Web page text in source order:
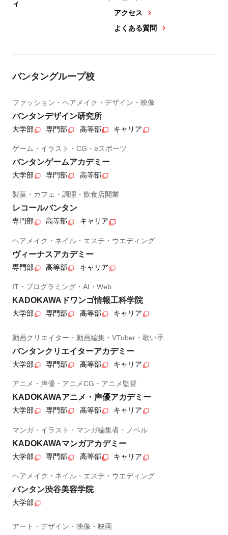
ィ
アクセス
よくある質問
バンタングループ校
ファッション・ヘアメイク・デザイン・映像
バンタンデザイン研究所
大学部 専門部 高等部 キャリア
ゲーム・イラスト・CG・eスポーツ
バンタンゲームアカデミー
大学部 専門部 高等部
製菓・カフェ・調理・飲食店開業
レコールバンタン
専門部 高等部 キャリア
ヘアメイク・ネイル・エステ・ウエディング
ヴィーナスアカデミー
専門部 高等部 キャリア
IT・プログラミング・AI・Web
KADOKAWAドワンゴ情報工科学院
大学部 専門部 高等部 キャリア
動画クリエイター・動画編集・VTuber・歌い手
バンタンクリエイターアカデミー
大学部 専門部 高等部 キャリア
アニメ・声優・アニメCG・アニメ監督
KADOKAWAアニメ・声優アカデミー
大学部 専門部 高等部 キャリア
マンガ・イラスト・マンガ編集者・ノベル
KADOKAWAマンガアカデミー
大学部 専門部 高等部 キャリア
ヘアメイク・ネイル・エステ・ウエディング
バンタン渋谷美容学院
大学部
アート・デザイン・映像・映画